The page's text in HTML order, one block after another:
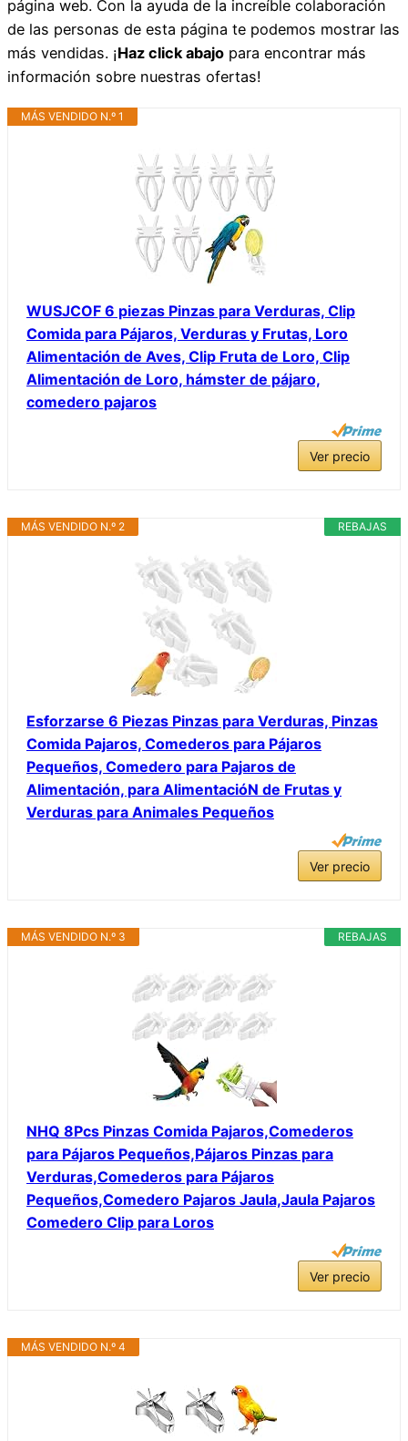
página web. Con la ayuda de la increíble colaboración
de las personas de esta página te podemos mostrar las
más vendidas. ¡Haz click abajo para encontrar más
información sobre nuestras ofertas!
MÁS VENDIDO N.º 1
WUSJCOF 6 piezas Pinzas para Verduras, Clip
Comida para Pájaros, Verduras y Frutas, Loro
Alimentación de Aves, Clip Fruta de Loro, Clip
Alimentación de Loro, hámster de pájaro,
comedero pajaros
Ver precio
REBAJAS
MÁS VENDIDO N.º 2
Esforzarse 6 Piezas Pinzas para Verduras, Pinzas
Comida Pajaros, Comederos para Pájaros
Pequeños, Comedero para Pajaros de
Alimentación, para AlimentacióN de Frutas y
Verduras para Animales Pequeños
Ver precio
REBAJAS
MÁS VENDIDO N.º 3
NHQ 8Pcs Pinzas Comida Pajaros,Comederos
para Pájaros Pequeños,Pájaros Pinzas para
Verduras,Comederos para Pájaros
Pequeños,Comedero Pajaros Jaula,Jaula Pajaros
Comedero Clip para Loros
Ver precio
MÁS VENDIDO N.º 4